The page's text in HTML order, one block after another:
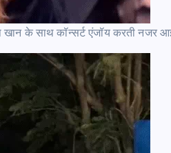
खान के साथ कॉन्सर्ट एंजॉय करती नजर